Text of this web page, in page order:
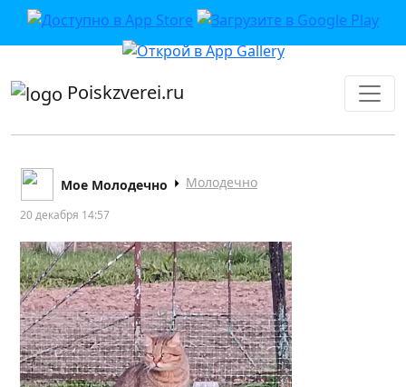
приложении или в VK">
Poiskzverei.ru
Мое Молодечно Молодечно
20 декабря 14:57